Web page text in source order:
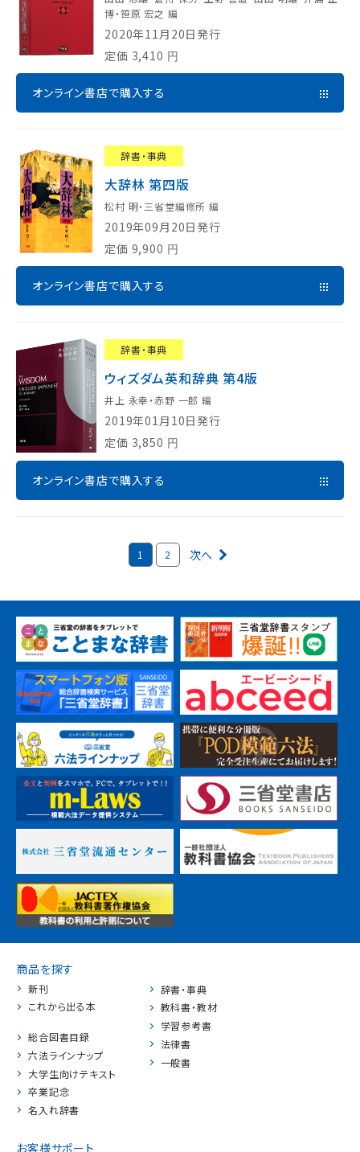
博・笹原 宏之 編
2020年11月20日発行
定価 3,410 円
オンライン書店で購入する
辞書・事典
大辞林 第四版
松村 明・三省堂編修所 編
2019年09月20日発行
定価 9,900 円
オンライン書店で購入する
辞書・事典
ウィズダム英和辞典 第4版
井上 永幸・赤野 一郎 編
2019年01月10日発行
定価 3,850 円
オンライン書店で購入する
1 2 次へ
商品を探す
新刊
これから出る本
総合図書目録
六法ラインナップ
大学生向けテキスト
卒業記念
名入れ辞書
辞書・事典
教科書・教材
学習参考書
法律書
一般書
お客様サポート